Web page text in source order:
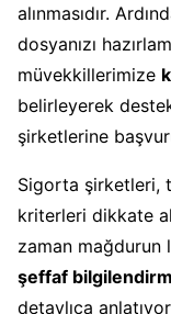
alınmasıdır.
dosyanızı
müvekkillerimize
belirleyerek
şirketlerine
Sigorta şirketleri,
kriterleri dikkate
zaman mağdurun
şeffaf
detaylıca